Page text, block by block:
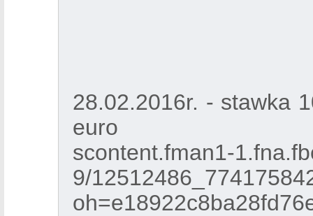
28.02.2016r. - stawka
euro
scontent.fman1-
9/